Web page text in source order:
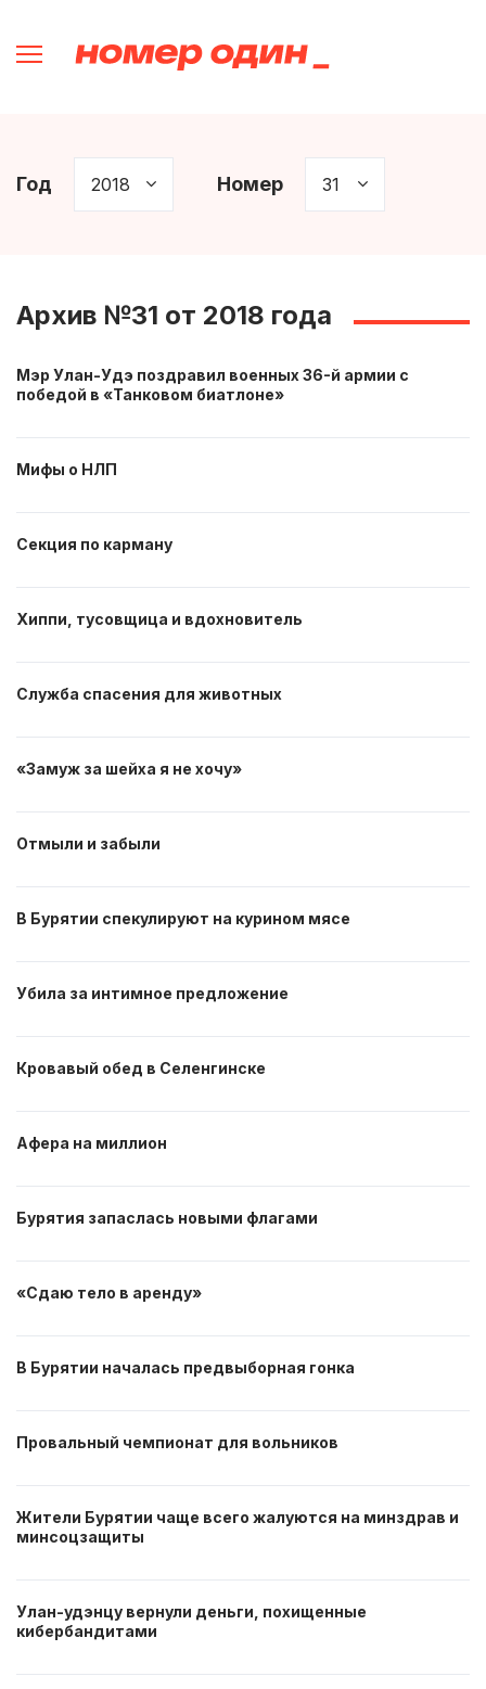
Год Номер
Архив №31 от 2018 года
Мэр Улан-Удэ поздравил военных 36-й армии с
победой в «Танковом биатлоне»
Мифы о НЛП
Секция по карману
Хиппи, тусовщица и вдохновитель
Служба спасения для животных
«Замуж за шейха я не хочу»
Отмыли и забыли
В Бурятии спекулируют на курином мясе
Убила за интимное предложение
Кровавый обед в Селенгинске
Афера на миллион
Бурятия запаслась новыми флагами
«Сдаю тело в аренду»
В Бурятии началась предвыборная гонка
Провальный чемпионат для вольников
Жители Бурятии чаще всего жалуются на минздрав и
минсоцзащиты
Улан-удэнцу вернули деньги, похищенные
кибербандитами